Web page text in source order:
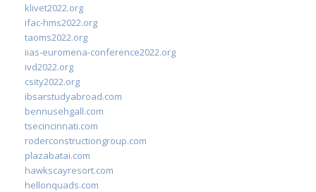
klivet2022.org
ifac-hms2022.org
taoms2022.org
iias-euromena-conference2022.org
ivd2022.org
csity2022.org
ibsarstudyabroad.com
bennusehgall.com
tsecincinnati.com
roderconstructiongroup.com
plazabatai.com
hawkscayresort.com
hellonquads.com